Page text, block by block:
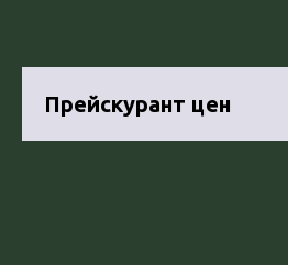
Прейскурант цен